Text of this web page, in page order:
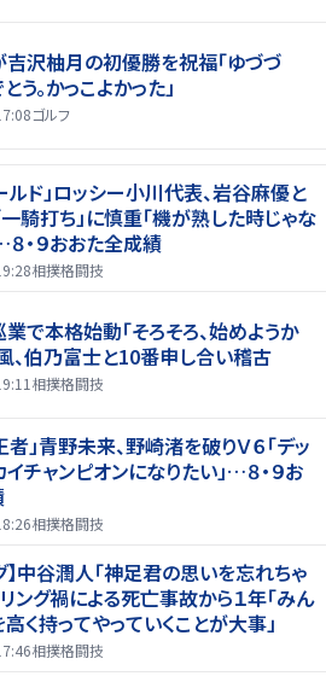
沢柚月の初優勝を祝福「ゆづづ
う。かっこよかった」
ゴルフ
ルド」ロッシー小川代表、岩谷麻優と
「一騎打ち」に慎重「機が熟した時じゃな
８・９おおた全成績
相撲格闘技
で本格始動「そろそろ、始めようか
、伯乃富士と10番申し合い稽古
相撲格闘技
者」青野未来、野崎渚を破りＶ６「デッ
イチャンピオンになりたい」…８・９お
相撲格闘技
】中谷潤人「神足君の思いを忘れちゃ
ング禍による死亡事故から１年「みん
く持ってやっていくことが大事」
相撲格闘技